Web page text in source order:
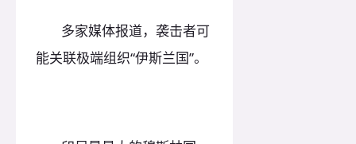
多家媒体报道，袭击者可
能关联极端组织“伊斯兰国”。